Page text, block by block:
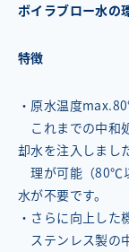
ボイラブロー水の
特徴
・原水温度
これまでの中和
却水を注入しまし
理が可能（80℃
水が不要です。
・さらに向上した
ステンレス製の